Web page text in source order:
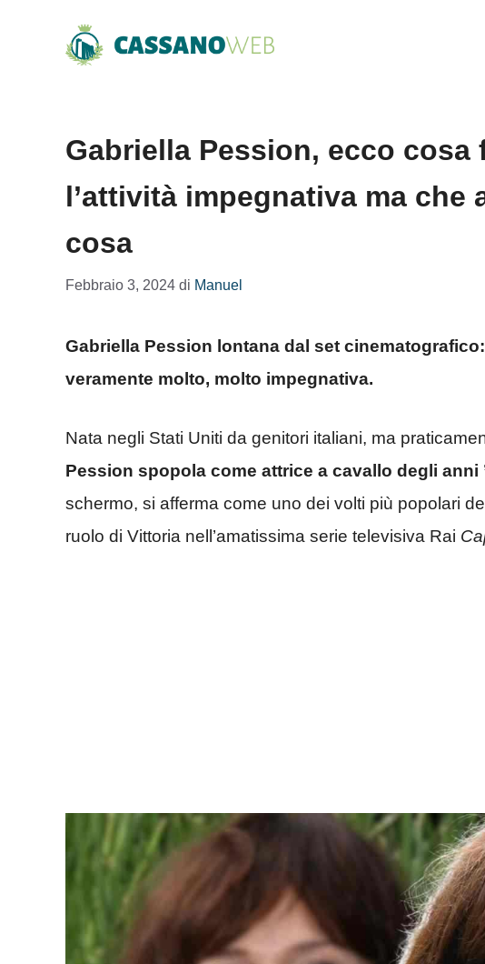
Gabriella Pession, ecco cosa
l’attività impegnativa ma che
cosa
Febbraio 3, 2024 di Manuel
Gabriella Pession lontana dal set
veramente molto, molto impegnativa.
Nata negli Stati Uniti da genitori italiani, ma
Pession spopola come attrice a cavallo degli anni
schermo, si afferma come uno dei volti più popolari
ruolo di Vittoria nell’amatissima serie televisiva Rai